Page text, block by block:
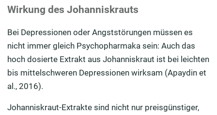
Wirkung des Johanniskrauts
Bei Depressionen oder Angststörungen müssen es
nicht immer gleich Psychopharmaka sein: Auch das
hoch dosierte Extrakt aus Johanniskraut ist bei leichten
bis mittelschweren Depressionen wirksam (Apaydin et
al., 2016).
Johanniskraut-Extrakte sind nicht nur preisgünstiger,